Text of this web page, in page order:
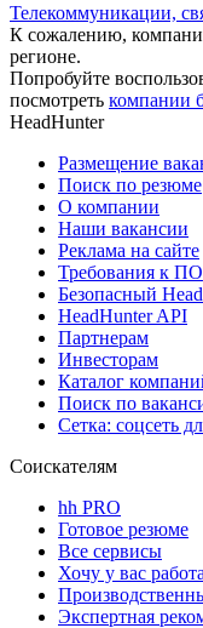
Телекоммуникации,
К сожалению,
регионе.
Попробуйте
посмотреть компании
HeadHunter
Размещение
Поиск по резюме
О компании
Наши вакансии
Реклама на сайте
Требования к ПО
Безопасный
HeadHunter API
Партнерам
Инвесторам
Каталог
Поиск по
Сетка: соцсеть
Соискателям
hh PRO
Готовое резюме
Все сервисы
Хочу у вас
Экспертная